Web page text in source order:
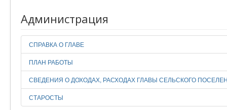
Администрация
СПРАВКА О ГЛАВЕ
ПЛАН РАБОТЫ
СВЕДЕНИЯ О ДОХОДАХ, РАСХОДАХ ГЛАВЫ СЕЛЬСКОГО
СТАРОСТЫ